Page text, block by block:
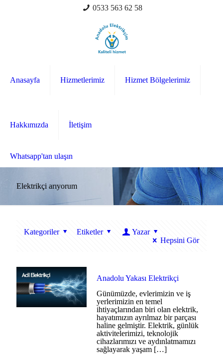
0533 563 62 58
Anasayfa Hizmetlerimiz Hizmet Bölgelerimiz
Hakkımızda İletişim
Whatsapp'tan ulaşın
Elektrikçi arıyorum
Kategoriler Etiketler
Yazar
Hepsini Gör
Anadolu Yakası Elektrikçi
Günümüzde, evlerimizin ve iş
yerlerimizin en temel
ihtiyaçlarından biri olan elektrik,
hayatımızın ayrılmaz bir parçası
haline gelmiştir. Elektrik, günlük
aktivitelerimizi, teknolojik
cihazlarımızı ve aydınlatmamızı
sağlayarak yaşam […]